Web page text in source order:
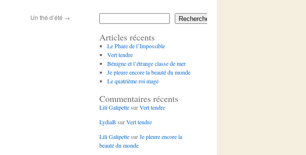
Un thé d’été → Rechercher
Articles récents
Le Phare de l’Impossible
Vert tendre
Bénigne et l’étrange classe de mer
Je pleure encore la beauté du monde
Le quatrième roi mage
Commentaires récents
Lili GalipettesurVert tendre
LydiaB surVert tendre
Lili GalipettesurJe pleure encore la
beauté du monde